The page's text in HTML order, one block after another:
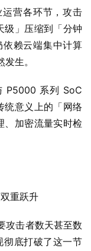
营各环节，攻击
级」压缩到「分钟
赖云端集中计算
生。
P5000 系列 SoC
统意义上的「网络
、加密流量实时检
重跃升
攻击者数天甚至数
彻底打破了这一节